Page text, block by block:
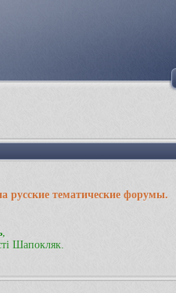
русские тематические форумы.
Шапокляк.